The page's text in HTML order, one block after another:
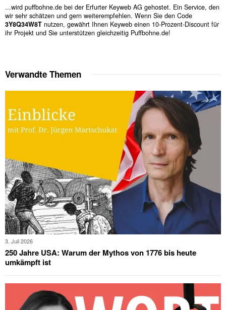
...wird puffbohne.de bei der Erfurter Keyweb AG gehostet. Ein Service, den
wir sehr schätzen und gern weiterempfehlen. Wenn Sie den Code
3Y8Q34W8T nutzen, gewährt Ihnen Keyweb einen 10-Prozent-Discount für
ihr Projekt und Sie unterstützen gleichzeitig Puffbohne.de!
Verwandte Themen
3. Juli 2026
250 Jahre USA: Warum der Mythos von 1776 bis heute
umkämpft ist